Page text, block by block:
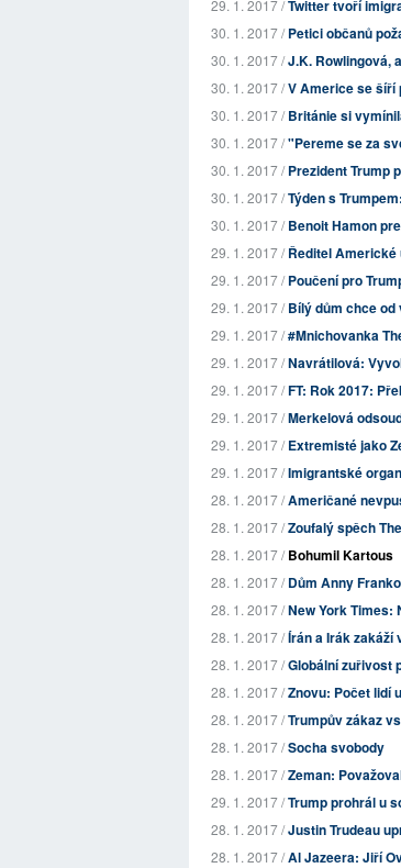
29. 1. 2017 /Twitter tvoří
30. 1. 2017 /Petici občanů
30. 1. 2017 /J.K. Rowlingová,
30. 1. 2017 /V Americe se šíří
30. 1. 2017 /Británie si
30. 1. 2017 /"Pereme se za
30. 1. 2017 /Prezident Trump
30. 1. 2017 /Týden s
30. 1. 2017 /Benoit Hamon
29. 1. 2017 /Ředitel Americké
29. 1. 2017 /Poučení pro
29. 1. 2017 /Bílý dům chce
29. 1. 2017 /#Mnichovanka
29. 1. 2017 /Navrátilová:
29. 1. 2017 /FT: Rok 2017:
29. 1. 2017 /Merkelová
29. 1. 2017 /Extremisté jako
29. 1. 2017 /Imigrantské
28. 1. 2017 /Američané
28. 1. 2017 /Zoufalý spěch
28. 1. 2017 /Bohumil Kartous
28. 1. 2017 /Dům Anny
28. 1. 2017 /New York Times:
28. 1. 2017 /Írán a Irák zakáží
28. 1. 2017 /Globální zuřivost
28. 1. 2017 /Znovu: Počet lidí
28. 1. 2017 /Trumpův zákaz
28. 1. 2017 /Socha svobody
28. 1. 2017 /Zeman:
29. 1. 2017 /Trump prohrál u
28. 1. 2017 /Justin Trudeau
28. 1. 2017 /Al Jazeera: Jiří